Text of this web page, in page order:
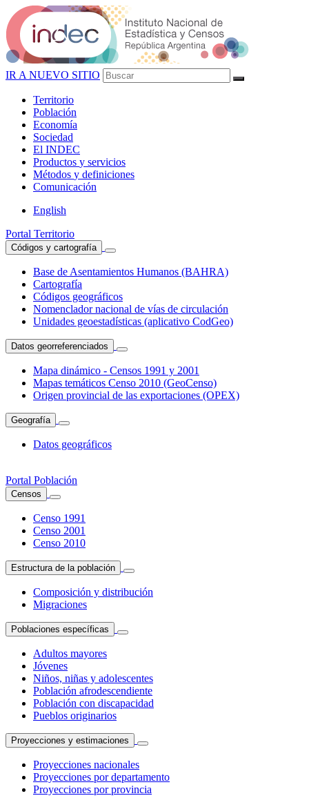
IR A NUEVO SITIO
Territorio
Población
Economía
Sociedad
El INDEC
Productos y servicios
Métodos y definiciones
Comunicación
English
Portal Territorio
Códigos y cartografía
Base de Asentamientos Humanos (BAHRA)
Cartografía
Códigos geográficos
Nomenclador nacional de vías de circulación
Unidades geoestadísticas (aplicativo CodGeo)
Datos georreferenciados
Mapa dinámico - Censos 1991 y 2001
Mapas temáticos Censo 2010 (GeoCenso)
Origen provincial de las exportaciones (OPEX)
Geografía
Datos geográficos
Portal Población
Censos
Censo 1991
Censo 2001
Censo 2010
Estructura de la población
Composición y distribución
Migraciones
Poblaciones específicas
Adultos mayores
Jóvenes
Niños, niñas y adolescentes
Población afrodescendiente
Población con discapacidad
Pueblos originarios
Proyecciones y estimaciones
Proyecciones nacionales
Proyecciones por departamento
Proyecciones por provincia